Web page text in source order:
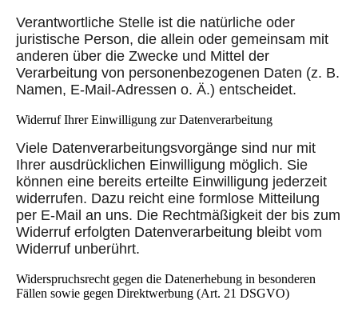
Verantwortliche Stelle ist die natürliche oder
juristische Person, die allein oder gemeinsam mit
anderen über die Zwecke und Mittel der
Verarbeitung von personenbezogenen Daten (z. B.
Namen, E-Mail-Adressen o. Ä.) entscheidet.
Widerruf Ihrer Einwilligung zur Datenverarbeitung
Viele Datenverarbeitungsvorgänge sind nur mit
Ihrer ausdrücklichen Einwilligung möglich. Sie
können eine bereits erteilte Einwilligung jederzeit
widerrufen. Dazu reicht eine formlose Mitteilung
per E-Mail an uns. Die Rechtmäßigkeit der bis zum
Widerruf erfolgten Datenverarbeitung bleibt vom
Widerruf unberührt.
Widerspruchsrecht gegen die Datenerhebung in besonderen
Fällen sowie gegen Direktwerbung (Art. 21 DSGVO)